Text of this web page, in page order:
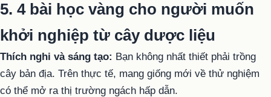
5. 4 bài học vàng cho người muốn
khởi nghiệp từ cây dược liệu
Thích nghi và sáng tạo: Bạn không nhất thiết phải trồng
cây bản địa. Trên thực tế, mang giống mới về thử nghiệm
có thể mở ra thị trường ngách hấp dẫn.